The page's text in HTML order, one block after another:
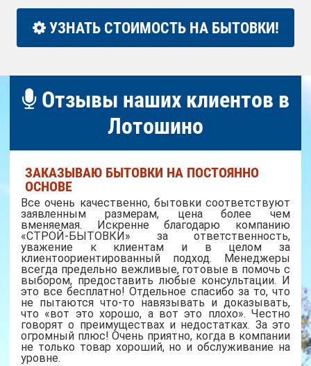
УЗНАТЬ СТОИМОСТЬ НА БЫТОВКИ!
Отзывы наших клиентов в
Лотошино
ЗАКАЗЫВАЮ БЫТОВКИ НА ПОСТОЯННО
ОСНОВЕ
Все очень качественно, бытовки соответствуют
заявленным размерам, цена более чем
вменяемая. Искренне благодарю компанию
«СТРОЙ-БЫТОВКИ» за ответственность,
уважение к клиентам и в целом за
клиентоориентированный подход. Менеджеры
всегда предельно вежливые, готовые в помочь с
выбором, предоставить любые консультации. И
это все бесплатно! Отдельное спасибо за то, что
не пытаются что-то навязывать и доказывать,
что «вот это хорошо, а вот это плохо». Честно
говорят о преимуществах и недостатках. За это
огромный плюс! Очень приятно, когда в компании
не только товар хороший, но и обслуживание на
уровне.